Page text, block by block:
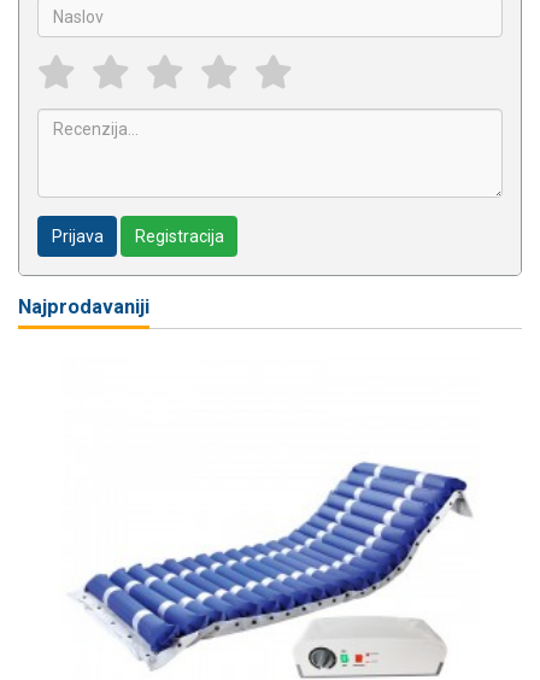
Prijava Registracija
Najprodavaniji